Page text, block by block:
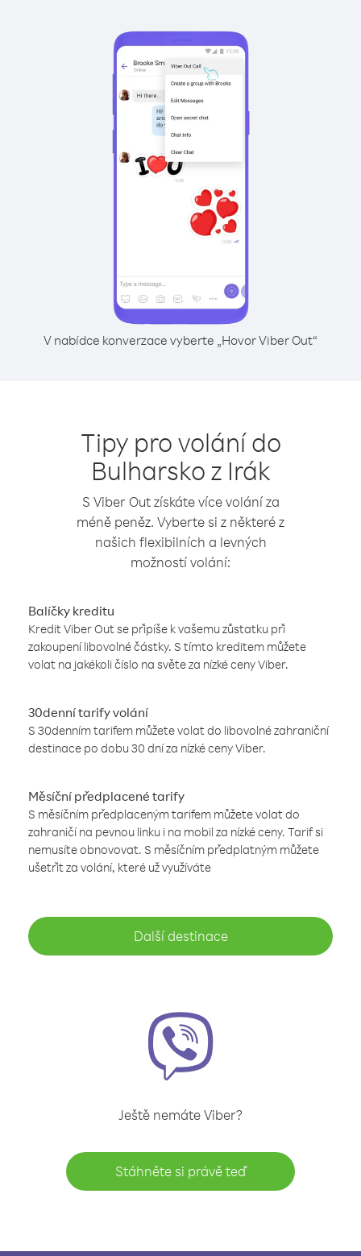
V nabídce konverzace vyberte „Hovor Viber Out“
Tipy pro volání do
Bulharsko z Irák
S Viber Out získáte více volání za
méně peněz. Vyberte si z některé z
našich flexibilních a levných
možností volání:
Balíčky kreditu
Kredit Viber Out se připíše k vašemu zůstatku při
zakoupení libovolné částky. S tímto kreditem můžete
volat na jakékoli číslo na světe za nízké ceny Viber.
30denní tarify volání
S 30denním tarifem můžete volat do libovolné zahraniční
destinace po dobu 30 dní za nízké ceny Viber.
Měsíční předplacené tarify
S měsíčním předplaceným tarifem můžete volat do
zahraničí na pevnou linku i na mobil za nízké ceny. Tarif si
nemusíte obnovovat. S měsíčním předplatným můžete
ušetřit za volání, které už využíváte
Další destinace
Ještě nemáte Viber?
Stáhněte si právě teď